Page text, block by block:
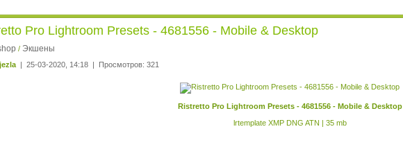
Pro Lightroom Presets - 4681556 - Mobile & Desktop
/ Экшены
jezla | 25-03-2020, 14:18 | Просмотров: 321
Ristretto Pro Lightroom Presets - 4681556 - Mobile & Desktop
lrtemplate XMP DNG ATN | 35 mb